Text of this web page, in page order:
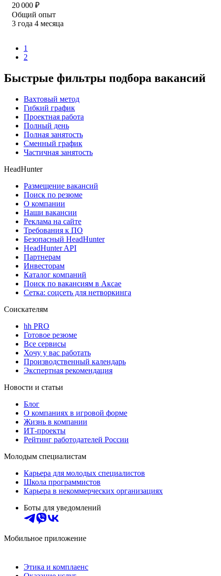
20 000 ₽
Общий опыт
3 года 4 месяца
1
2
Быстрые фильтры подбора вакансий
Вахтовый метод
Гибкий график
Проектная работа
Полный день
Полная занятость
Сменный график
Частичная занятость
HeadHunter
Размещение вакансий
Поиск по резюме
О компании
Наши вакансии
Реклама на сайте
Требования к ПО
Безопасный HeadHunter
HeadHunter API
Партнерам
Инвесторам
Каталог компаний
Поиск по вакансиям в Аксае
Сетка: соцсеть для нетворкинга
Соискателям
hh PRO
Готовое резюме
Все сервисы
Хочу у вас работать
Производственный календарь
Экспертная рекомендация
Новости и статьи
Блог
О компаниях в игровой форме
Жизнь в компании
ИТ-проекты
Рейтинг работодателей России
Молодым специалистам
Карьера для молодых специалистов
Школа программистов
Карьера в некоммерческих организациях
Боты для уведомлений
Мобильное приложение
Этика и комплаенс